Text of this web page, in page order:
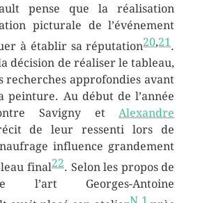
pense que la réalisation
picturale de l’événement
à établir sa réputation20,21.
décision de réaliser le tableau,
recherches approfondies avant
peinture. Au début de l’année
Savigny etAlexandre
de leur ressenti lors de
influence grandement
final22. Selon les propos de
l’art Georges-Antoine